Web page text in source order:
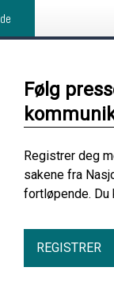
Følg
Registrer deg
sakene fra
fortløpende. Du
REGISTRER